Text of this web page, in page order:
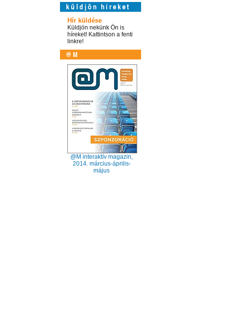
Hír küldése
Küldjön nekünk Ön is
híreket! Kattintson a fenti
linkre!
@M interaktív magazin,
2014. március-április-
május